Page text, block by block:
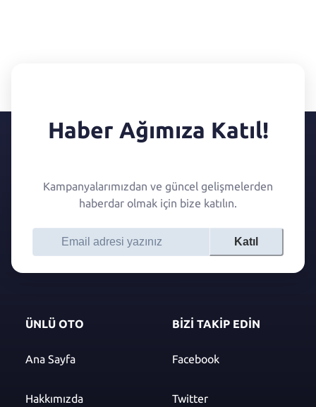
Haber Ağımıza Katıl!
Kampanyalarımızdan ve güncel gelişmelerden
haberdar olmak için bize katılın.
Katıl
ÜNLÜ OTO
Ana Sayfa
Hakkımızda
BİZİ TAKİP EDİN
Facebook
Twitter